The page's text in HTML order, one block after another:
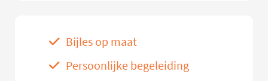
Bijles op maat
Persoonlijke begeleiding